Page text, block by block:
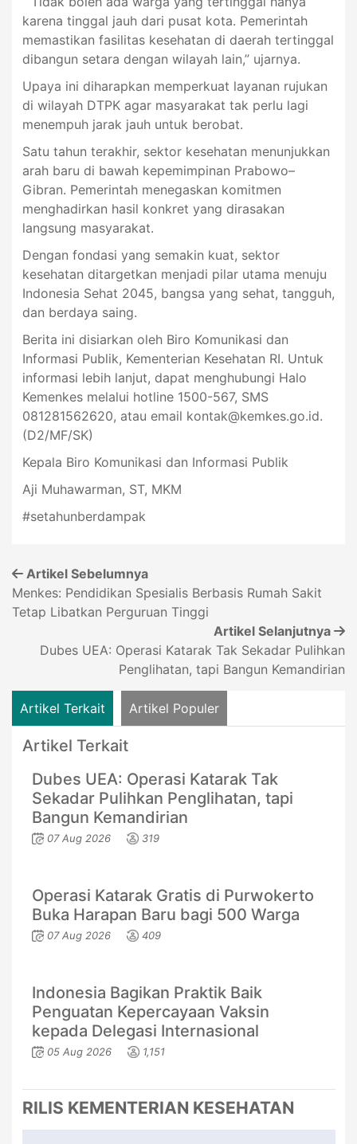
karena tinggal jauh dari pusat kota. Pemerintah
memastikan fasilitas kesehatan di daerah tertinggal
dibangun setara dengan wilayah lain,” ujarnya.
Upaya ini diharapkan memperkuat layanan rujukan
di wilayah DTPK agar masyarakat tak perlu lagi
menempuh jarak jauh untuk berobat.
Satu tahun terakhir, sektor kesehatan menunjukkan
arah baru di bawah kepemimpinan Prabowo–
Gibran. Pemerintah menegaskan komitmen
menghadirkan hasil konkret yang dirasakan
langsung masyarakat.
Dengan fondasi yang semakin kuat, sektor
kesehatan ditargetkan menjadi pilar utama menuju
Indonesia Sehat 2045, bangsa yang sehat, tangguh,
dan berdaya saing.
Berita ini disiarkan oleh Biro Komunikasi dan
Informasi Publik, Kementerian Kesehatan RI. Untuk
informasi lebih lanjut, dapat menghubungi Halo
Kemenkes melalui hotline 1500-567, SMS
081281562620, atau email kontak@kemkes.go.id.
(D2/MF/SK)
Kepala Biro Komunikasi dan Informasi Publik
Aji Muhawarman, ST, MKM
#setahunberdampak
Artikel Sebelumnya
Menkes: Pendidikan Spesialis Berbasis Rumah Sakit
Tetap Libatkan Perguruan Tinggi
Artikel Selanjutnya
Dubes UEA: Operasi Katarak Tak Sekadar Pulihkan
Penglihatan, tapi Bangun Kemandirian
Artikel Terkait Artikel Populer
Artikel Terkait
Dubes UEA: Operasi Katarak Tak
Sekadar Pulihkan Penglihatan, tapi
Bangun Kemandirian
07 Aug 2026 319
Operasi Katarak Gratis di Purwokerto
Buka Harapan Baru bagi 500 Warga
07 Aug 2026 409
Indonesia Bagikan Praktik Baik
Penguatan Kepercayaan Vaksin
kepada Delegasi Internasional
05 Aug 2026 1,151
RILIS KEMENTERIAN KESEHATAN